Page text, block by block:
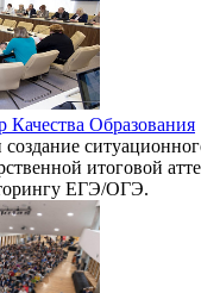
Образования
итоговой
ЕГЭ/ОГЭ.